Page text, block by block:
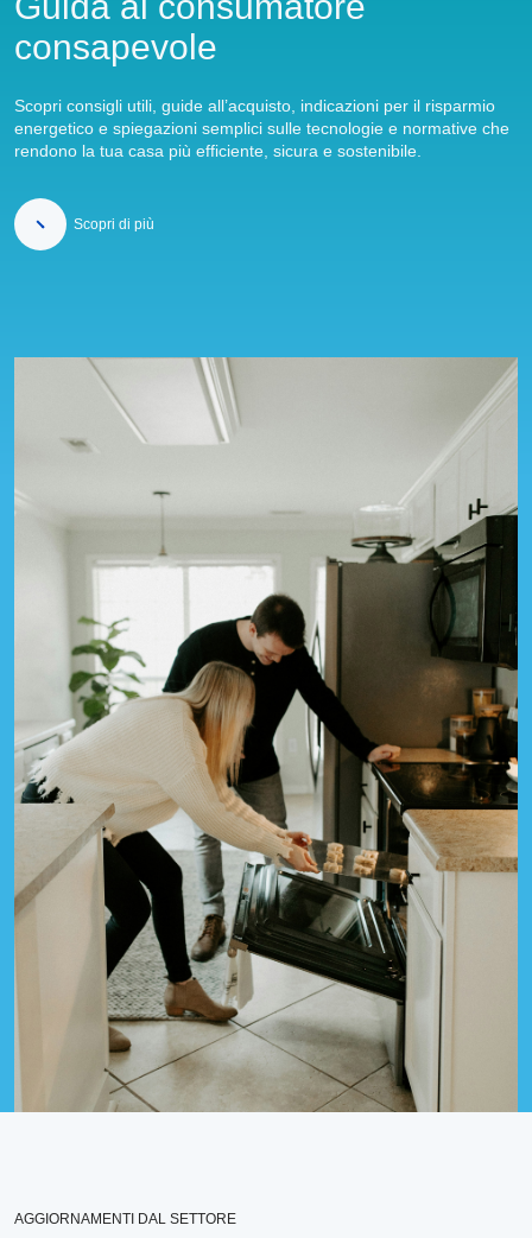
consapevole
Scopri consigli utili, guide all’acquisto, indicazioni per il risparmio
energetico e spiegazioni semplici sulle tecnologie e normative che
rendono la tua casa più efficiente, sicura e sostenibile.
Scopri di più
AGGIORNAMENTI DAL SETTORE